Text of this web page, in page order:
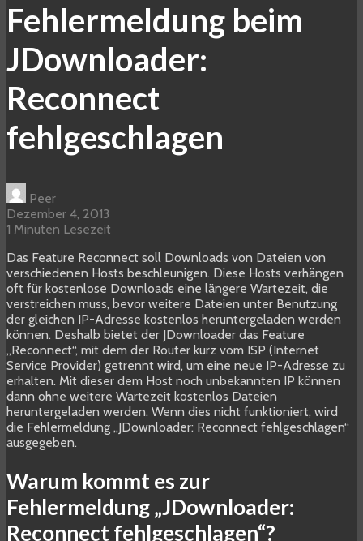
Fehlermeldung beim
JDownloader:
Reconnect
fehlgeschlagen
Peer
Dezember 4, 2013
1 Minuten Lesezeit
Das Feature Reconnect soll Downloads von Dateien von
verschiedenen Hosts beschleunigen. Diese Hosts verhängen
oft für kostenlose Downloads eine längere Wartezeit, die
verstreichen muss, bevor weitere Dateien unter Benutzung
der gleichen IP-Adresse kostenlos heruntergeladen werden
können. Deshalb bietet der JDownloader das Feature
„Reconnect“, mit dem der Router kurz vom ISP (Internet
Service Provider) getrennt wird, um eine neue IP-Adresse zu
erhalten. Mit dieser dem Host noch unbekannten IP können
dann ohne weitere Wartezeit kostenlos Dateien
heruntergeladen werden. Wenn dies nicht funktioniert, wird
die Fehlermeldung „JDownloader: Reconnect fehlgeschlagen“
ausgegeben.
Warum kommt es zur
Fehlermeldung „JDownloader:
Reconnect fehlgeschlagen“?